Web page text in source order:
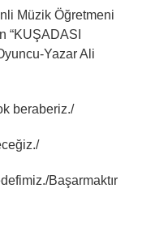
Müzik Öğretmeni
“KUŞADASI
Yazar Ali
beraberiz./
Başarmaktır